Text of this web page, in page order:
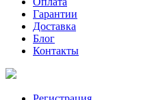
Гарантии
Доставка
Блог
Контакты